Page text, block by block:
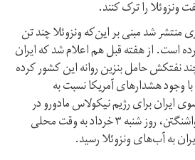
ونزوئلا را ترک کنند.
منتشر شد مبنی بر این‌که ونزوئلا چند تن
است. از هفته قبل هم اعلام شد که ایران
نفتکش حامل بنزین روانه این کشور کرده
وجود هشدارهای آمریکا نسبت به
ایران برای رژیم نیکولاس مادورو در
ونزوئلا و نقض تحریم‌های واشنگتن، روز شنبه ۳ خرداد به وقت محلی
به آب‌های ونزوئلا رسید.